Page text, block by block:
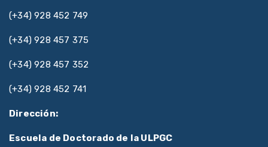
(+34) 928 452 749
(+34) 928 457 375
(+34) 928 457 352
(+34) 928 452 741
Dirección:
Escuela de Doctorado de la ULPGC